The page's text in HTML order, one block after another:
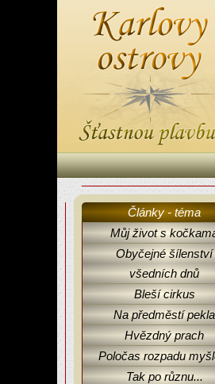
Články - téma
Můj život s
Obyčejné šílenství
všedních dnů
Bleší cirkus
Na předměstí pekla
Hvězdný prach
Poločas rozpadu
Tak po různu...